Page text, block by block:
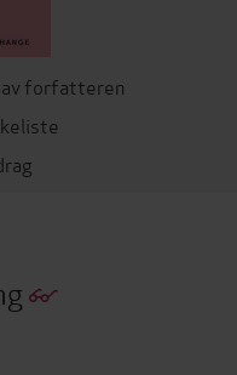
av forfatteren